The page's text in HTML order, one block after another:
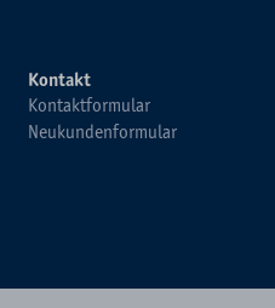
Kontakt
Kontaktformular
Neukundenformular